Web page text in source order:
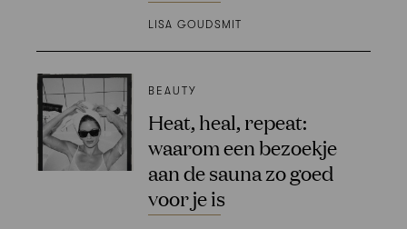
LISA GOUDSMIT
BEAUTY
Heat, heal, repeat:
waarom een bezoekje
aan de sauna zo goed
voor je is